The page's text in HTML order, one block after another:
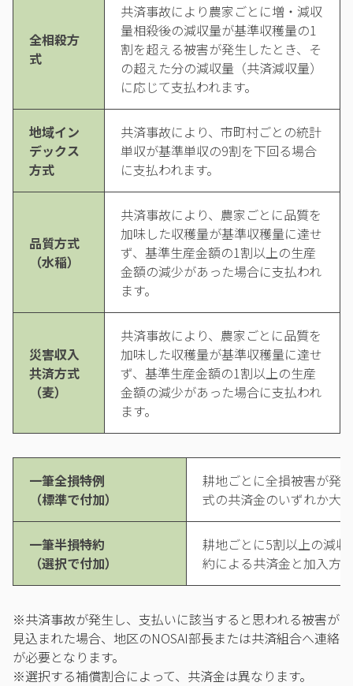
全相殺方
式
共済事故により農家ごとに増・減収
量相殺後の減収量が基準収穫量の1
割を超える被害が発生したとき、そ
の超えた分の減収量（共済減収量）
に応じて支払われます。
地域イン
デックス
方式
共済事故により、市町村ごとの統計
単収が基準単収の9割を下回る場合
に支払われます。
品質方式
（水稲）
共済事故により、農家ごとに品質を
加味した収穫量が基準収穫量に達せ
ず、基準生産金額の1割以上の生産
金額の減少があった場合に支払われ
ます。
災害収入
共済方式
（麦）
共済事故により、農家ごとに品質を
加味した収穫量が基準収穫量に達せ
ず、基準生産金額の1割以上の生産
金額の減少があった場合に支払われ
ます。
一筆全損特例
（標準で付加）
耕地ごとに全損被害が発
式の共済金のいずれか大
一筆半損特約
（選択で付加）
耕地ごとに5割以上の減
約による共済金と加入方
※共済事故が発生し、支払いに該当すると思われる被害が
見込まれた場合、地区のNOSAI部長または共済組合へ連絡
が必要となります。
※選択する補償割合によって、共済金は異なります。